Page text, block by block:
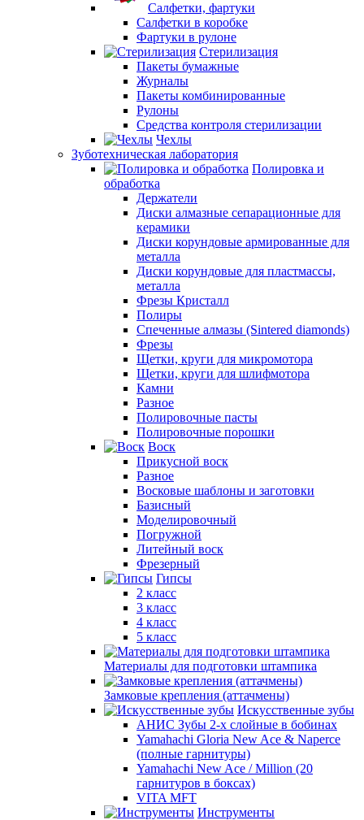
Салфетки, фартуки
Салфетки в коробке
Фартуки в рулоне
Стерилизация
Пакеты бумажные
Журналы
Пакеты комбинированные
Рулоны
Средства контроля стерилизации
Чехлы
Зуботехническая лаборатория
Полировка и
обработка
Держатели
Диски алмазные сепарационные для
керамики
Диски корундовые армированные для
металла
Диски корундовые для пластмассы,
металла
Фрезы Кристалл
Полиры
Спеченные алмазы (Sintered diamonds)
Фрезы
Щетки, круги для микромотора
Щетки, круги для шлифмотора
Камни
Разное
Полировочные пасты
Полировочные порошки
Воск
Прикусной воск
Разное
Восковые шаблоны и заготовки
Базисный
Моделировочный
Погружной
Литейный воск
Фрезерный
Гипсы
2 класс
3 класс
4 класс
5 класс
Материалы для подготовки штампика
Замковые крепления (аттачмены)
Искусственные зубы
АНИС Зубы 2-х слойные в бобинах
Yamahachi Gloria New Ace & Naperce
(полные гарнитуры)
Yamahachi New Ace / Million (20
гарнитуров в боксах)
VITA MFT
Инструменты